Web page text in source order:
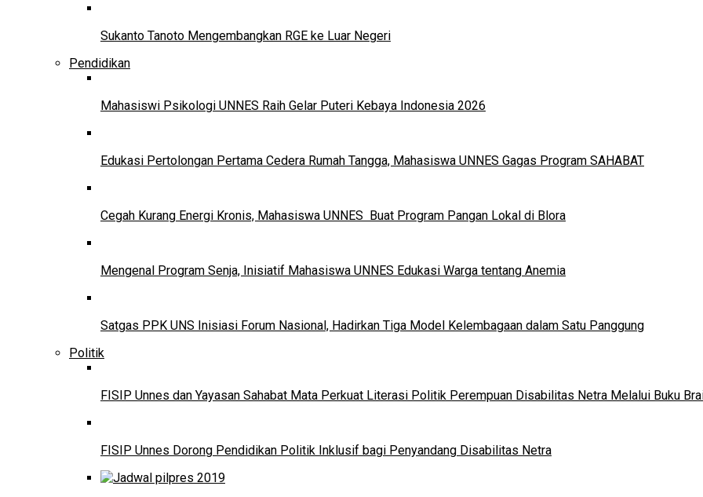
Sukanto Tanoto Mengembangkan RGE ke Luar Negeri
Pendidikan
Mahasiswi Psikologi UNNES Raih Gelar Puteri Kebaya Indonesia 2026
Edukasi Pertolongan Pertama Cedera Rumah Tangga, Mahasiswa UNNES Gagas Program SAHABAT
Cegah Kurang Energi Kronis, Mahasiswa UNNES Buat Program Pangan Lokal di Blora
Mengenal Program Senja, Inisiatif Mahasiswa UNNES Edukasi Warga tentang Anemia
Satgas PPK UNS Inisiasi Forum Nasional, Hadirkan Tiga Model Kelembagaan dalam Satu Panggung
Politik
FISIP Unnes dan Yayasan Sahabat Mata Perkuat Literasi Politik Perempuan Disabilitas Netra Melalui Buku
FISIP Unnes Dorong Pendidikan Politik Inklusif bagi Penyandang Disabilitas Netra